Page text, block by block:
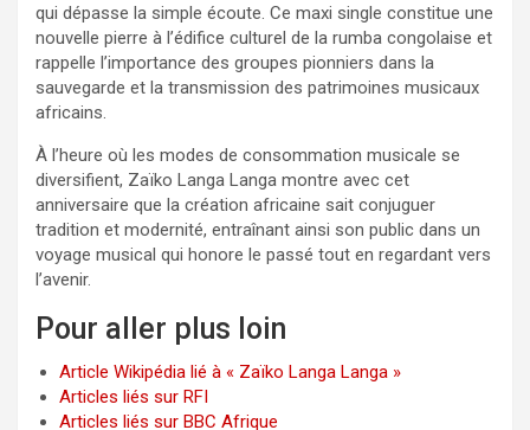
qui dépasse la simple écoute. Ce maxi single constitue une
nouvelle pierre à l’édifice culturel de la rumba congolaise et
rappelle l’importance des groupes pionniers dans la
sauvegarde et la transmission des patrimoines musicaux
africains.
À l’heure où les modes de consommation musicale se
diversifient, Zaïko Langa Langa montre avec cet
anniversaire que la création africaine sait conjuguer
tradition et modernité, entraînant ainsi son public dans un
voyage musical qui honore le passé tout en regardant vers
l’avenir.
Pour aller plus loin
Article Wikipédia lié à « Zaïko Langa Langa »
Articles liés sur RFI
Articles liés sur BBC Afrique